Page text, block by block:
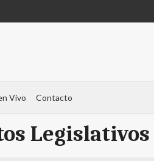
Vivo Contacto
Legislativos